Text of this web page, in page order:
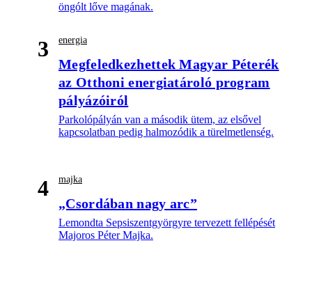
öngólt lőve magának.
3 energia
Megfeledkezhettek Magyar Péterék
az Otthoni energiatároló program
pályázóiról
Parkolópályán van a második ütem, az elsővel
kapcsolatban pedig halmozódik a türelmetlenség.
4 majka
„Csordában nagy arc”
Lemondta Sepsiszentgyörgyre tervezett fellépését
Majoros Péter Majka.